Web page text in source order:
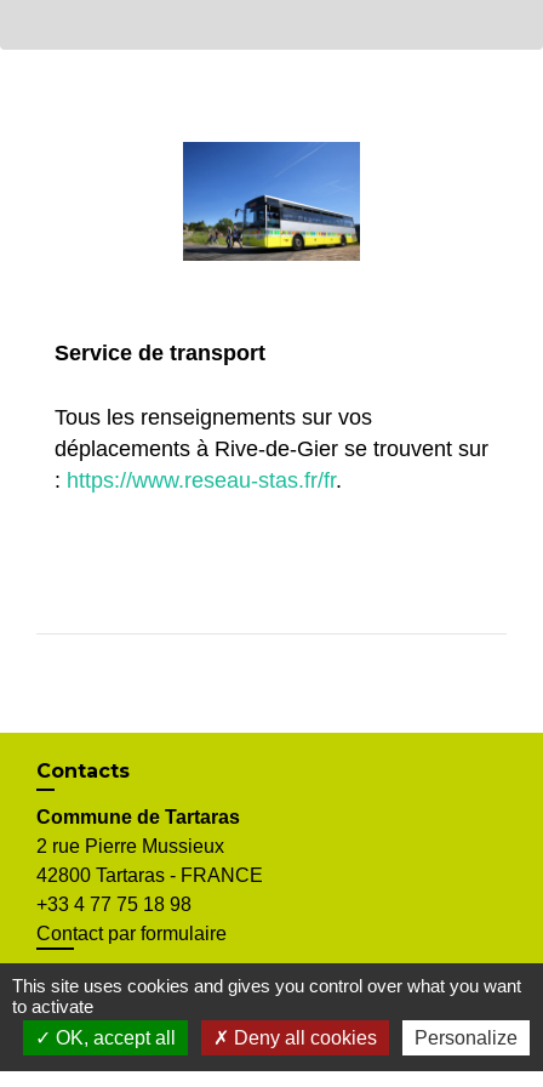
Service de transport
Tous les renseignements sur vos
déplacements à Rive-de-Gier se trouvent sur
: https://www.reseau-stas.fr/fr.
Contacts
Commune de Tartaras
2 rue Pierre Mussieux
42800 Tartaras - FRANCE
+33 4 77 75 18 98
Contact par formulaire
Mentions légales - Politique de confidentialité -
This site uses cookies and gives you control over what you want
to activate
OK, accept all
Deny all cookies Personalize